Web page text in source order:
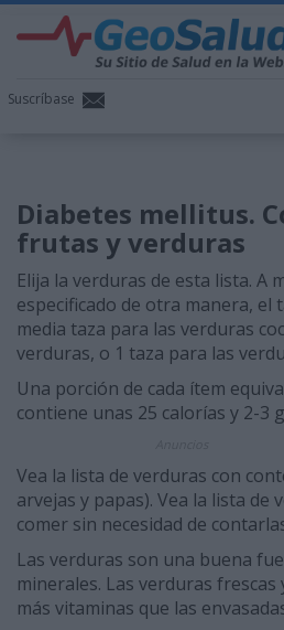
Suscríbase
Diabetes mellitus.
frutas y verduras
Elija la verduras de esta lista. A
especificado de otra manera, el
media taza para las verduras
verduras, o 1 taza para las
Una porción de cada ítem
contiene unas 25 calorías y 2-3
Vea la lista de verduras con
arvejas y papas). Vea la lista de
comer sin necesidad de
Las verduras son una buena
minerales. Las verduras
más vitaminas que las